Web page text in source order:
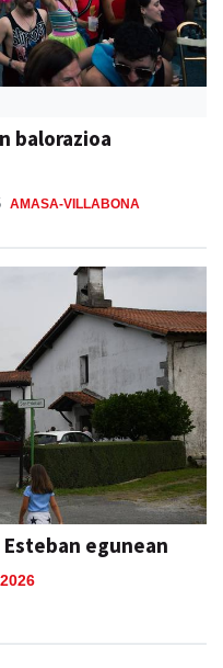
balorazioa
AMASA-VILLABONA
egunean